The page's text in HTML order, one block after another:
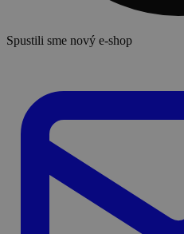
Spustili sme nový e-shop